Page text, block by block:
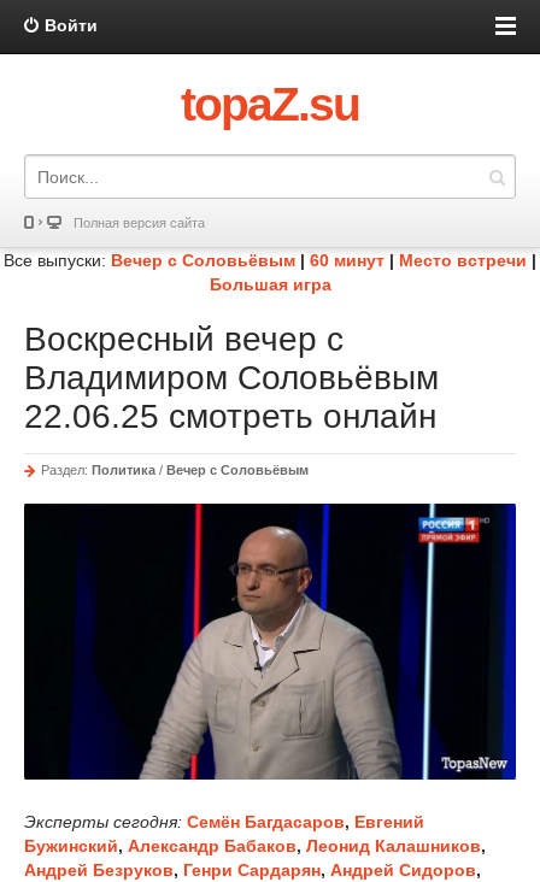
Войти
topaZ.su
Полная версия сайта
Все выпуски: Вечер с Соловьёвым | 60 минут | Место встречи |
Большая игра
Воскресный вечер с
Владимиром Соловьёвым
22.06.25 смотреть онлайн
Раздел: Политика / Вечер с Соловьёвым
Эксперты сегодня: Семён Багдасаров, Евгений
Бужинский, Александр Бабаков, Леонид Калашников,
Андрей Безруков, Генри Сардарян, Андрей Сидоров,